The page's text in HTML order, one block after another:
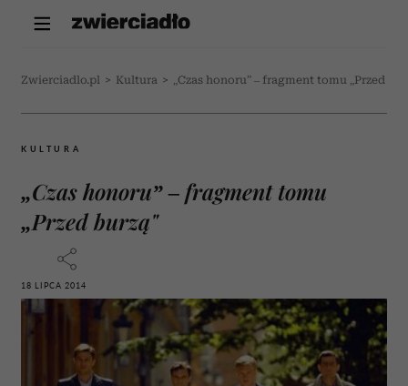
Zwierciadlo.pl > Kultura > „Czas honoru” – fragment tomu „Przed
KULTURA
„Czas honoru” – fragment tomu
„Przed burzą"
18 LIPCA 2014